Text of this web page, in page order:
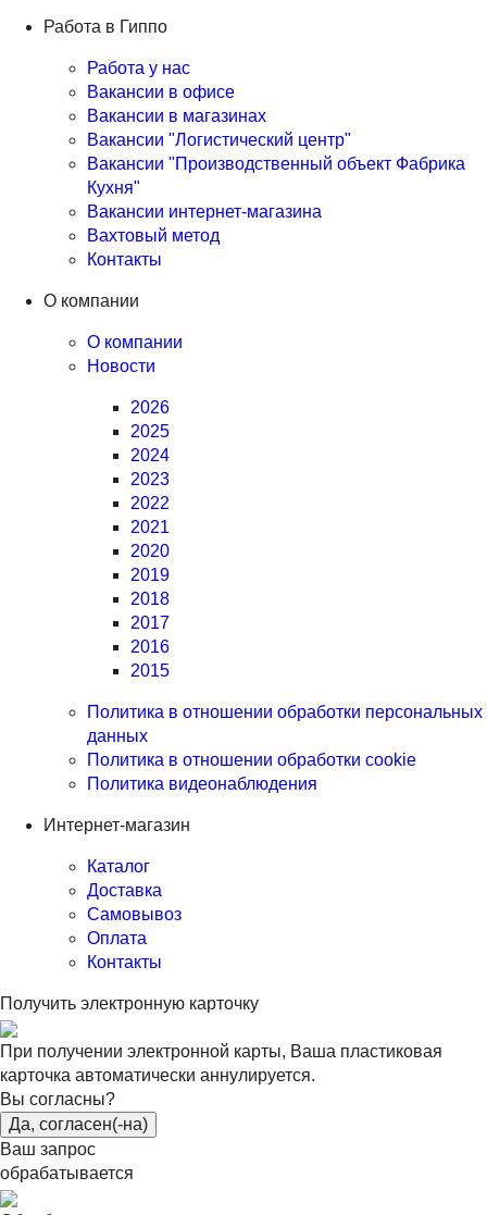
Работа в Гиппо
Работа у нас
Вакансии в офисе
Вакансии в магазинах
Вакансии "Логистический центр"
Вакансии "Производственный объект Фабрика
Кухня"
Вакансии интернет-магазина
Вахтовый метод
Контакты
О компании
О компании
Новости
2026
2025
2024
2023
2022
2021
2020
2019
2018
2017
2016
2015
Политика в отношении обработки персональных
данных
Политика в отношении обработки cookie
Политика видеонаблюдения
Интернет-магазин
Каталог
Доставка
Самовывоз
Оплата
Контакты
Получить электронную карточку
При получении электронной карты, Ваша пластиковая
карточка автоматически аннулируется.
Вы согласны?
Да, согласен(-на)
Ваш запрос
обрабатывается